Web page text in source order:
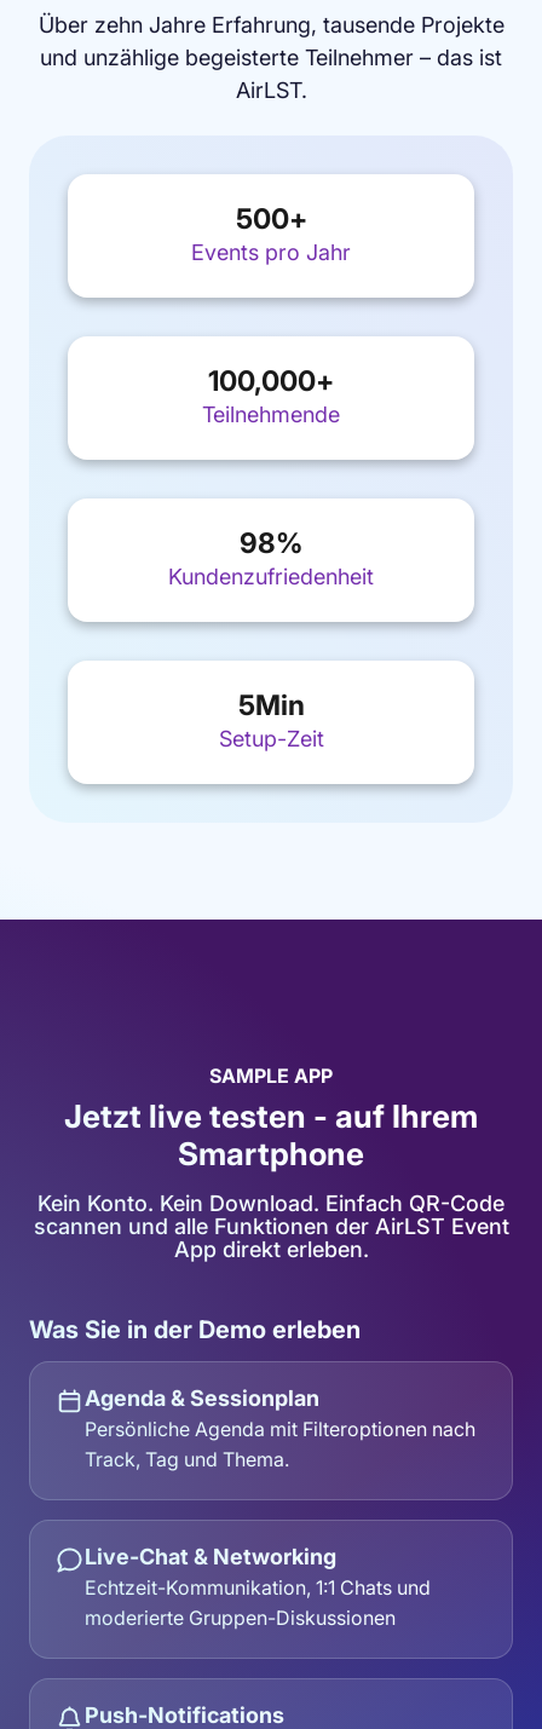
Über zehn Jahre Erfahrung, tausende Projekte
und unzählige begeisterte Teilnehmer – das ist
AirLST.
500+
Events pro Jahr
100,000+
Teilnehmende
98%
Kundenzufriedenheit
5Min
Setup-Zeit
SAMPLE APP
Jetzt live testen - auf Ihrem
Smartphone
Kein Konto. Kein Download. Einfach QR-Code
scannen und alle Funktionen der AirLST Event
App direkt erleben.
Was Sie in der Demo erleben
Agenda & Sessionplan
Persönliche Agenda mit Filteroptionen nach
Track, Tag und Thema.
Live-Chat & Networking
Echtzeit-Kommunikation, 1:1 Chats und
moderierte Gruppen-Diskussionen
Push-Notifications